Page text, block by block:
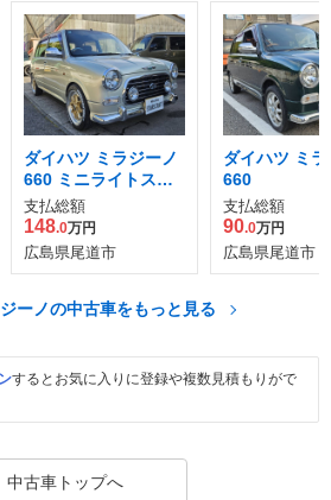
ダイハツ ミラジーノ
660 ミニライトスペ
シャルターボ 4WD
支払総額
148.0万円
広島県尾道市
ダイハツ ミ
660
支払総額
90.0万円
広島県尾道市
ーノの中古車をもっと見る
するとお気に入りに登録や複数見積もりがで
中古車トップへ